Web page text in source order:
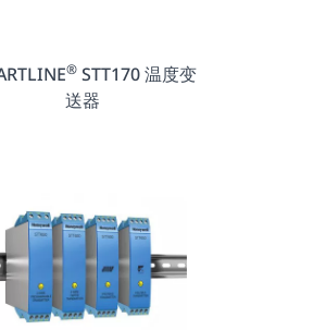
®STT170 温度变
送器